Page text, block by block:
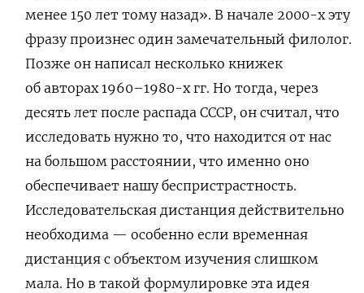
менее 150 лет тому назад». В начале 2000-х эту
фразу произнес один замечательный филолог.
Позже он написал несколько книжек
об авторах 1960–1980-х гг. Но тогда, через
десять лет после распада СССР, он считал, что
исследовать нужно то, что находится от нас
на большом расстоянии, что именно оно
обеспечивает нашу беспристрастность.
Исследовательская дистанция действительно
необходима — особенно если временная
дистанция с объектом изучения слишком
мала. Но в такой формулировке эта идея